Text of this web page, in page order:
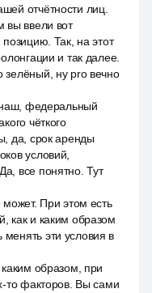
отчётности лиц.
вы ввели вот
позицию. Так, на этот
и так далее.
зелёный, ну pro вечно
федеральный
чёткого
да, срок аренды
условий,
все понятно. Тут
может. При этом есть
как и каким образом
эти условия в
образом, при
то факторов. Вы сами